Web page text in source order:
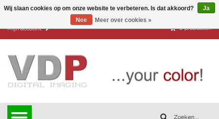
Mijn account 0 producten
Wij slaan cookies op om onze website te verbeteren. Is dat akkoord?
Ja
Nee
Meer over cookies »